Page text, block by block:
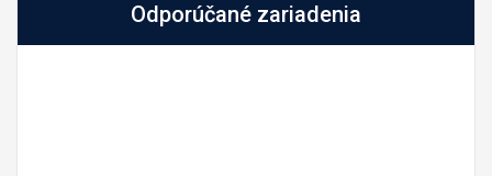
Odporúčané zariadenia